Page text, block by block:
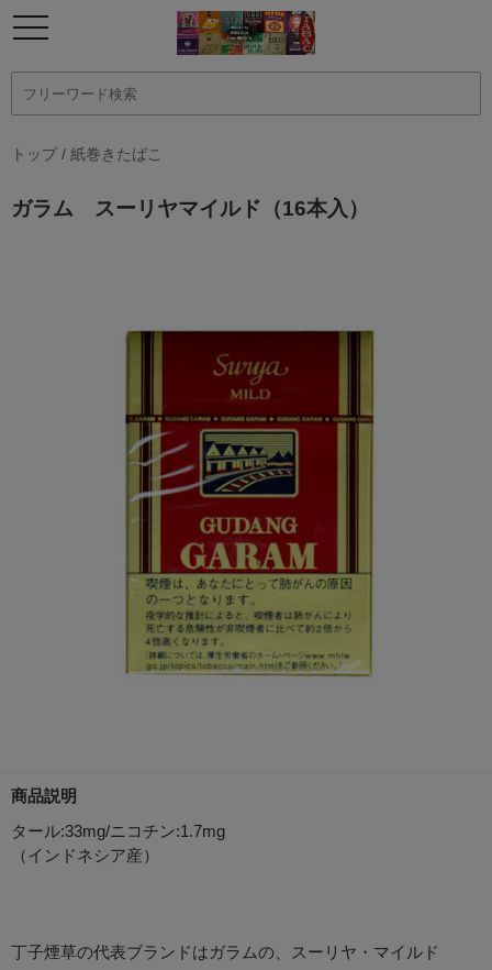
トップ/ 紙巻きたばこ
ガラム スーリヤマイルド（16本入）
商品説明
タール:33mg/ニコチン:1.7mg
（インドネシア産）
丁子煙草の代表ブランドはガラムの、スーリヤ・マイルド